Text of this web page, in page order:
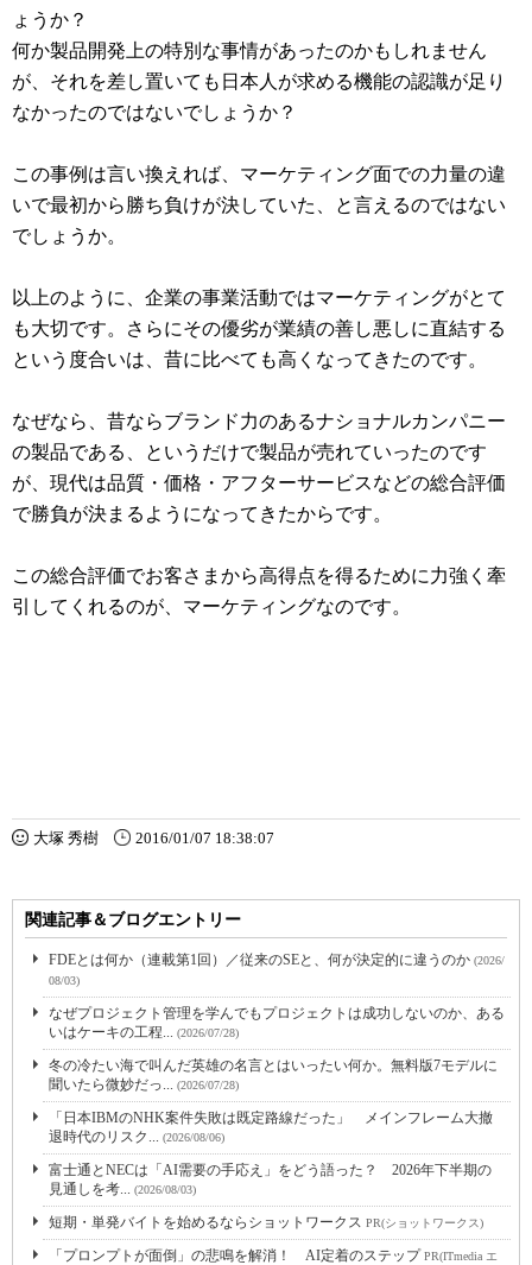
ょうか？
何か製品開発上の特別な事情があったのかもしれません
が、それを差し置いても日本人が求める機能の認識が足り
なかったのではないでしょうか？
この事例は言い換えれば、マーケティング面での力量の違
いで最初から勝ち負けが決していた、と言えるのではない
でしょうか。
以上のように、企業の事業活動ではマーケティングがとて
も大切です。さらにその優劣が業績の善し悪しに直結する
という度合いは、昔に比べても高くなってきたのです。
なぜなら、昔ならブランド力のあるナショナルカンパニー
の製品である、というだけで製品が売れていったのです
が、現代は品質・価格・アフターサービスなどの総合評価
で勝負が決まるようになってきたからです。
この総合評価でお客さまから高得点を得るために力強く牽
引してくれるのが、マーケティングなのです。
大塚 秀樹 2016/01/07 18:38:07
関連記事＆ブログエントリー
FDEとは何か（連載第1回）／従来のSEと、何が決定的に違うのか (2026/
08/03)
なぜプロジェクト管理を学んでもプロジェクトは成功しないのか、ある
いはケーキの工程... (2026/07/28)
冬の冷たい海で叫んだ英雄の名言とはいったい何か。無料版7モデルに
聞いたら微妙だっ... (2026/07/28)
「日本IBMのNHK案件失敗は既定路線だった」 メインフレーム大撤
退時代のリスク... (2026/08/06)
富士通とNECは「AI需要の手応え」をどう語った？ 2026年下半期の
見通しを考... (2026/08/03)
短期・単発バイトを始めるならショットワークス PR(ショットワークス)
「プロンプトが面倒」の悲鳴を解消！ AI定着のステップPR(ITmedia エ